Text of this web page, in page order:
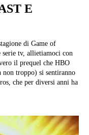
E
di Game of
tv, allietiamoci con
il prequel che HBO
non troppo) si sentiranno
che per diversi anni ha